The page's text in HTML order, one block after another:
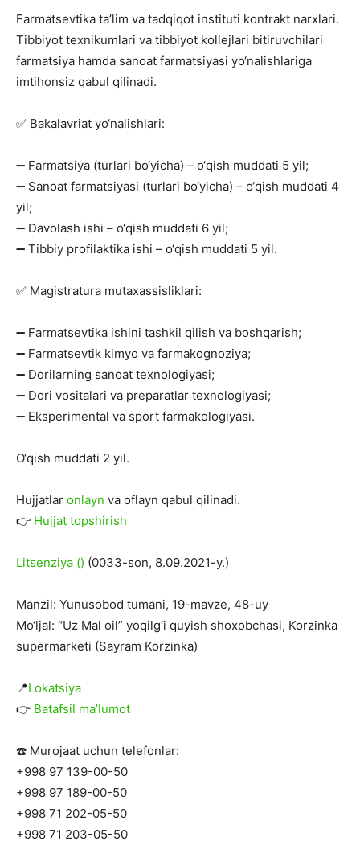
Farmatsevtika ta’lim va tadqiqot instituti kontrakt narxlari.
Tibbiyot texnikumlari va tibbiyot kollejlari bitiruvchilari
farmatsiya hamda sanoat farmatsiyasi yo‘nalishlariga
imtihonsiz qabul qilinadi.
✅ Bakalavriat yo‘nalishlari:
➖ Farmatsiya (turlari bo‘yicha) – o‘qish muddati 5 yil;
➖ Sanoat farmatsiyasi (turlari bo‘yicha) – o‘qish muddati 4
yil;
➖ Davolash ishi – o‘qish muddati 6 yil;
➖ Tibbiy profilaktika ishi – o‘qish muddati 5 yil.
✅ Magistratura mutaxassisliklari:
➖ Farmatsevtika ishini tashkil qilish va boshqarish;
➖ Farmatsevtik kimyo va farmakognoziya;
➖ Dorilarning sanoat texnologiyasi;
➖ Dori vositalari va preparatlar texnologiyasi;
➖ Eksperimental va sport farmakologiyasi.
O‘qish muddati 2 yil.
Hujjatlar onlayn va oflayn qabul qilinadi.
👉 Hujjat topshirish
Litsenziya () (0033-son, 8.09.2021-y.)
Manzil: Yunusobod tumani, 19-mavze, 48-uy
Mo‘ljal: “Uz Mal oil” yoqilg‘i quyish shoxobchasi, Korzinka
supermarketi (Sayram Korzinka)
📍Lokatsiya
👉 Batafsil ma’lumot
☎️ Murojaat uchun telefonlar:
+998 97 139-00-50
+998 97 189-00-50
+998 71 202-05-50
+998 71 203-05-50